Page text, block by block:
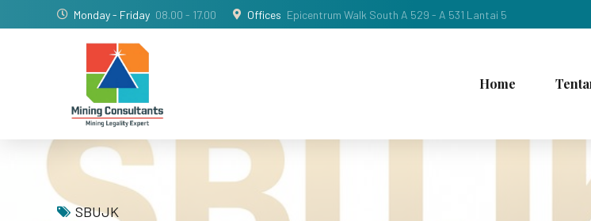
Monday - Friday 08.00 - 17.00 Offices Epicentrum Walk South A 529 - A 531 Lantai 5
Home
SBUJK